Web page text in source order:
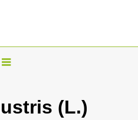
T
g
(L.)